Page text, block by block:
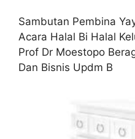
Sambutan Pembina
Acara Halal Bi Halal
Prof Dr Moestopo
Dan Bisnis Updm B